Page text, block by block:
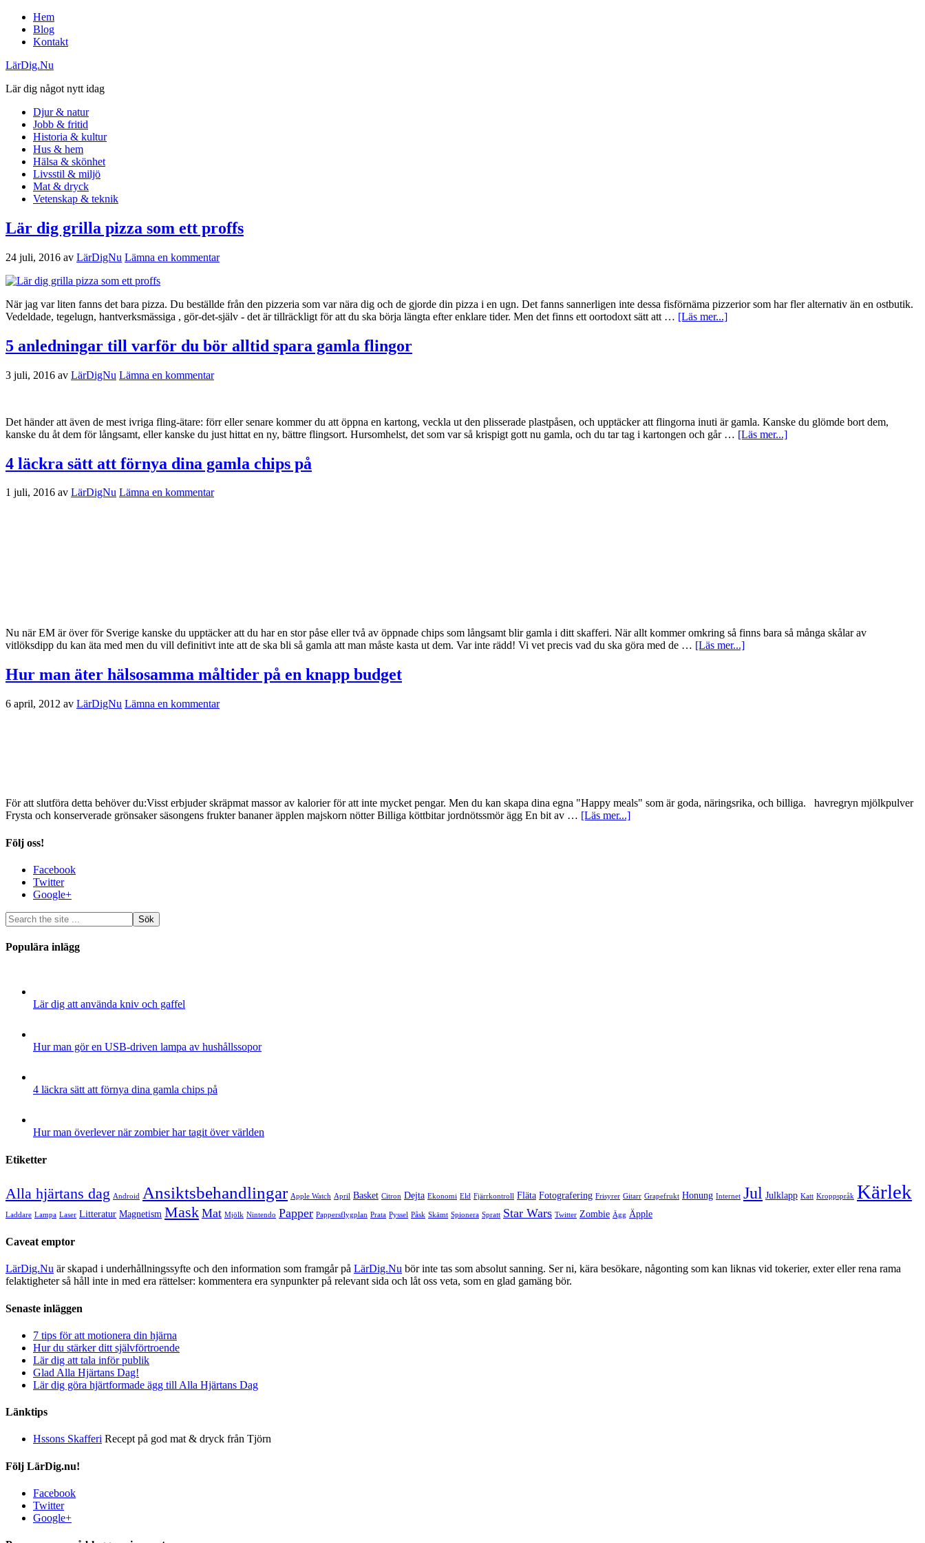
Hem
Blog
Kontakt
LärDig.Nu
Lär dig något nytt idag
Djur & natur
Jobb & fritid
Historia & kultur
Hus & hem
Hälsa & skönhet
Livsstil & miljö
Mat & dryck
Vetenskap & teknik
Lär dig grilla pizza som ett proffs
24 juli, 2016 av LärDigNu Lämna en kommentar
När jag var liten fanns det bara pizza. Du beställde från den pizzeria som var nära dig och de gjorde din pizza i en ugn. Det fanns sannerligen inte dessa fisförnäma pizzerior som har fler alternativ än en ostbutik.
Vedeldade, tegelugn, hantverksmässiga , gör-det-själv - det är tillräckligt för att du ska börja längta efter enklare tider. Men det finns ett oortodoxt sätt att … [Läs mer...]
5 anledningar till varför du bör alltid spara gamla flingor
3 juli, 2016 av LärDigNu Lämna en kommentar
Det händer att även de mest ivriga fling-ätare: förr eller senare kommer du att öppna en kartong, veckla ut den plisserade plastpåsen, och upptäcker att flingorna inuti är gamla. Kanske du glömde bort dem,
kanske du åt dem för långsamt, eller kanske du just hittat en ny, bättre flingsort. Hursomhelst, det som var så krispigt gott nu gamla, och du tar tag i kartongen och går … [Läs mer...]
4 läckra sätt att förnya dina gamla chips på
1 juli, 2016 av LärDigNu Lämna en kommentar
Nu när EM är över för Sverige kanske du upptäcker att du har en stor påse eller två av öppnade chips som långsamt blir gamla i ditt skafferi. När allt kommer omkring så finns bara så många skålar av
vitlöksdipp du kan äta med men du vill definitivt inte att de ska bli så gamla att man måste kasta ut dem. Var inte rädd! Vi vet precis vad du ska göra med de … [Läs mer...]
Hur man äter hälsosamma måltider på en knapp budget
6 april, 2012 av LärDigNu Lämna en kommentar
För att slutföra detta behöver du:Visst erbjuder skräpmat massor av kalorier för att inte mycket pengar. Men du kan skapa dina egna "Happy meals" som är goda, näringsrika, och billiga. havregryn mjölkpulver
Frysta och konserverade grönsaker säsongens frukter bananer äpplen majskorn nötter Billiga köttbitar jordnötssmör ägg En bit av … [Läs mer...]
Följ oss!
Facebook
Twitter
Google+
Populära inlägg
Lär dig att använda kniv och gaffel
Hur man gör en USB-driven lampa av hushållssopor
4 läckra sätt att förnya dina gamla chips på
Hur man överlever när zombier har tagit över världen
Etiketter
Alla hjärtans dag Android Ansiktsbehandlingar Apple Watch April Basket Citron Dejta Ekonomi Eld Fjärrkontroll Fläta Fotografering Frisyrer Gitarr Grapefrukt Honung Internet Jul Julklapp Katt Kroppspråk Kärlek
Laddare Lampa Laser Litteratur Magnetism Mask Mat Mjölk Nintendo Papper Pappersflygplan Prata Pyssel Påsk Skämt Spionera Spratt Star Wars Twitter Zombie Ägg Äpple
Caveat emptor
LärDig.Nu är skapad i underhållningssyfte och den information som framgår på LärDig.Nu bör inte tas som absolut sanning. Ser ni, kära besökare, någonting som kan liknas vid tokerier, exter eller rena rama
felaktigheter så håll inte in med era rättelser: kommentera era synpunkter på relevant sida och låt oss veta, som en glad gamäng bör.
Senaste inläggen
7 tips för att motionera din hjärna
Hur du stärker ditt självförtroende
Lär dig att tala inför publik
Glad Alla Hjärtans Dag!
Lär dig göra hjärtformade ägg till Alla Hjärtans Dag
Länktips
Hssons Skafferi Recept på god mat & dryck från Tjörn
Följ LärDig.nu!
Facebook
Twitter
Google+